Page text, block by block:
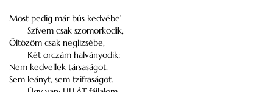
Most pedig már bús kedvébe’
Szívem csak szomorkodik,
Őltözöm csak neglizsébe,
Két orczám halványodik;
Nem kedvellek társaságot,
Sem leányt, sem tzifraságot. –